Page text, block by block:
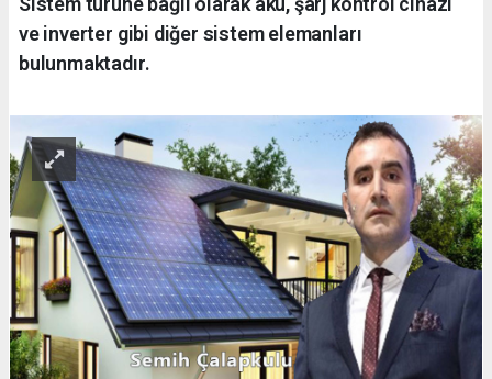
ve inverter gibi diğer sistem elemanları
bulunmaktadır.